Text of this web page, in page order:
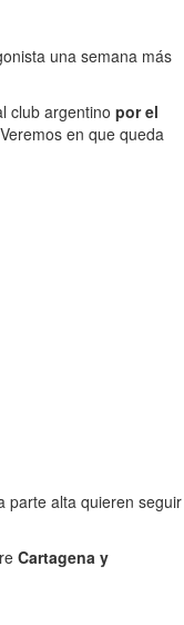
una semana más
club argentino por el
en que queda
parte alta quieren seguir
Cartagena y